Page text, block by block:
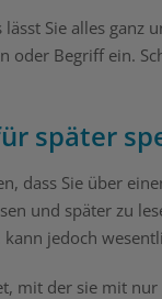
Sie alles
oder Begriff ein.
später
dass Sie über
und später zu
jedoch
mit der sie mit